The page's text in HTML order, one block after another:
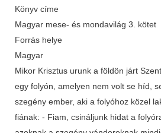
Könyv címe
Magyar mese- és mondavilág 3. kötet
Forrás helye
Magyar
Mikor Krisztus urunk a földön járt
egy folyón, amelyen nem volt se híd,
szegény ember, aki a folyóhoz közel
fiának: - Fiam, csináljunk hidat a